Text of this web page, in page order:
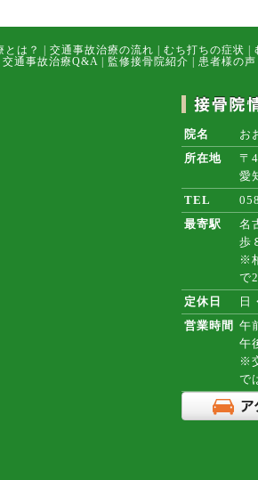
とは？ 交通事故治療の流れ むち打ちの症状
交通事故治療Q&A 監修接骨院紹介 患者様の声
院名
お
所在地
〒
愛
TEL
最寄駅
名
歩
※
で
定休日
日
営業時間 午
午
※
で